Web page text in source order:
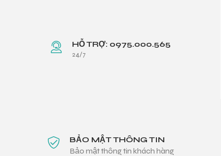
HỖ TRỢ: 0975.000.565
24/7
BẢO MẬT THÔNG TIN
Bảo mật thông tin khách hàng